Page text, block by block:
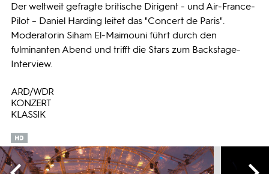
Der weltweit gefragte britische Dirigent - und Air-France-
Pilot – Daniel Harding leitet das "Concert de Paris".
Moderatorin Siham El-Maimouni führt durch den
fulminanten Abend und trifft die Stars zum Backstage-
Interview.
ARD/WDR
KONZERT
KLASSIK